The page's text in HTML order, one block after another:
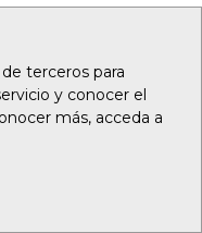
terceros para
y conocer el
más, acceda a
Información